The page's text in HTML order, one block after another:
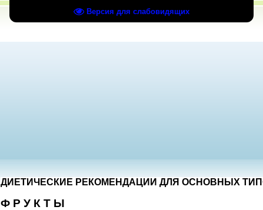
Версия для слабовидящих
ДИЕТИЧЕСКИЕ РЕКОМЕНДАЦИИ ДЛЯ ОСНОВНЫХ
Ф Р У К Т Ы